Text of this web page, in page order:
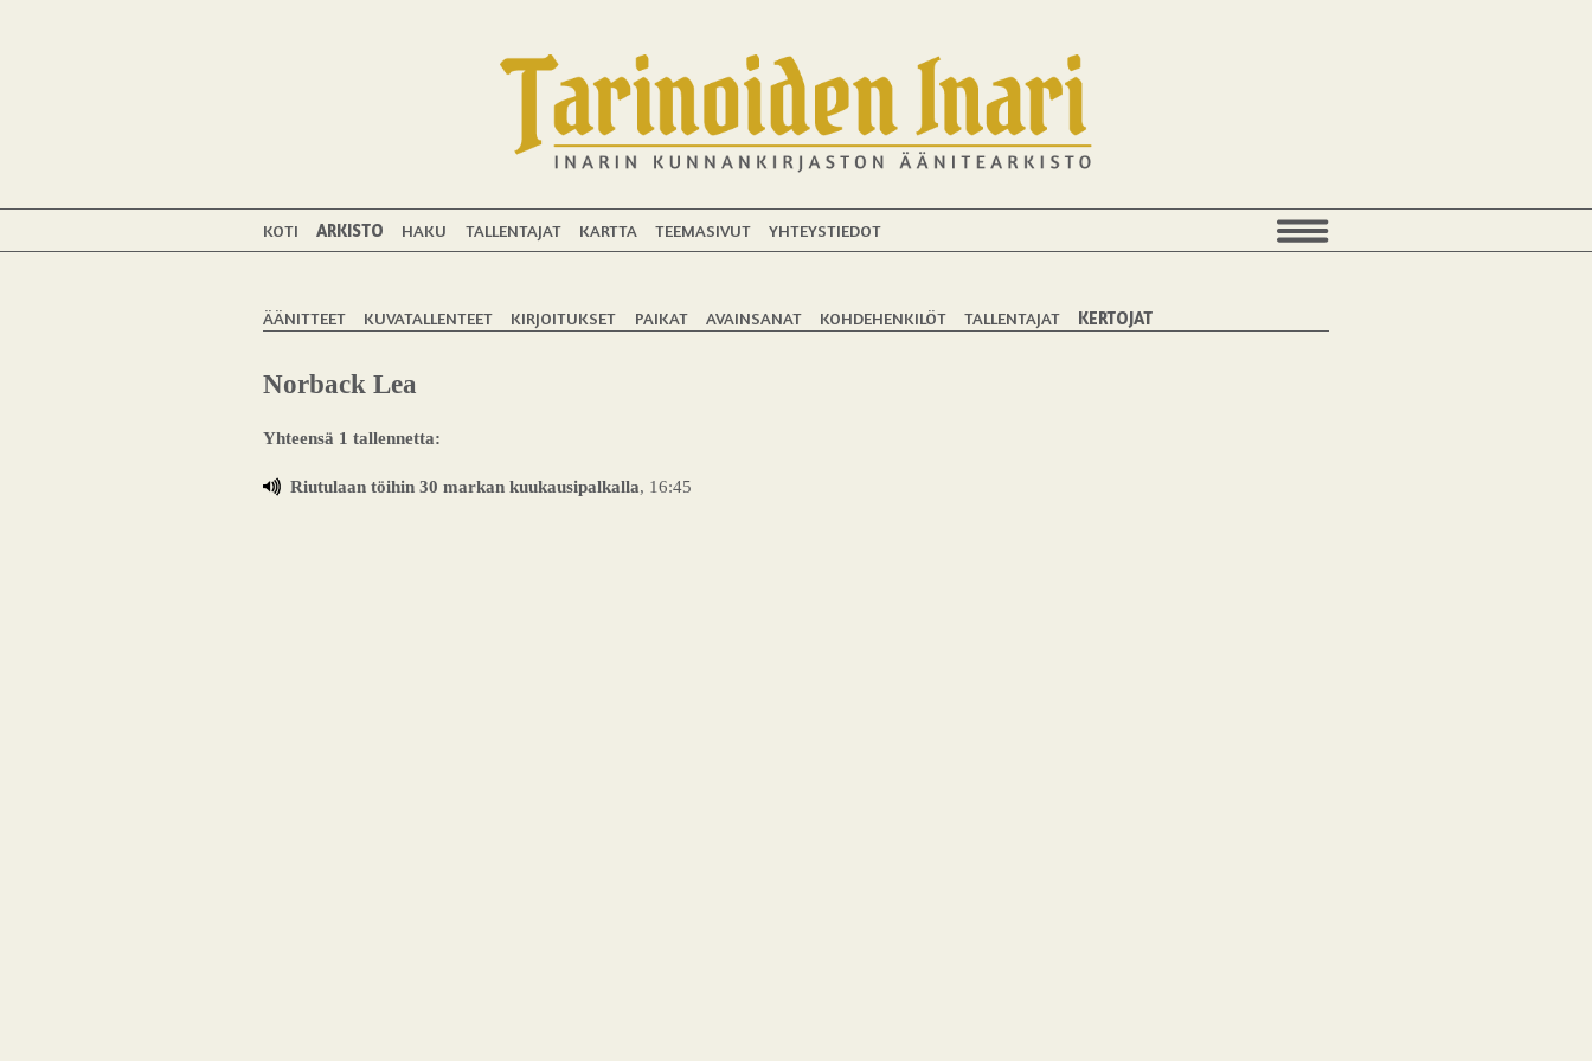
KOTI ARKISTO HAKU TALLENTAJAT KARTTA TEEMASIVUT YHTEYSTIEDOT
ÄÄNITTEET KUVATALLENTEET KIRJOITUKSET PAIKAT AVAINSANAT KOHDEHENKILÖT TALLENTAJAT KERTOJAT
Norback Lea
Yhteensä 1 tallennetta:
Riutulaan töihin 30 markan kuukausipalkalla, 16:45